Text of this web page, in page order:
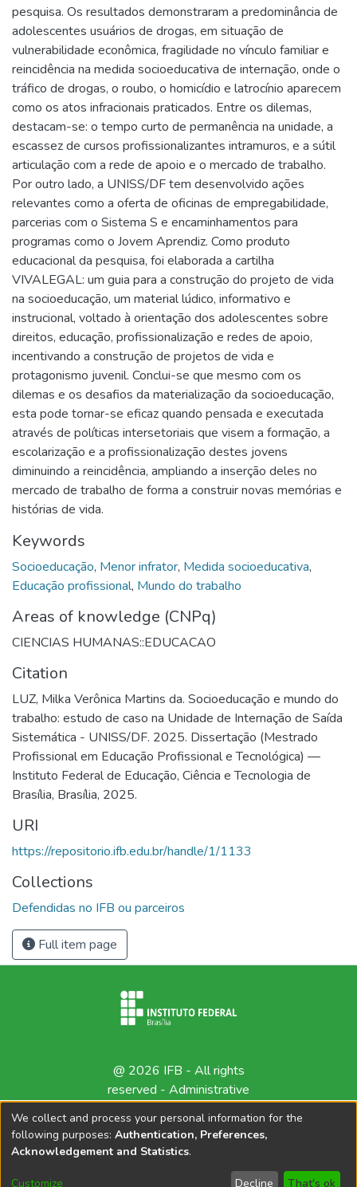
pesquisa. Os resultados demonstraram a predominância de
adolescentes usuários de drogas, em situação de
vulnerabilidade econômica, fragilidade no vínculo familiar e
reincidência na medida socioeducativa de internação, onde o
tráfico de drogas, o roubo, o homicídio e latrocínio aparecem
como os atos infracionais praticados. Entre os dilemas,
destacam-se: o tempo curto de permanência na unidade, a
escassez de cursos profissionalizantes intramuros, e a sútil
articulação com a rede de apoio e o mercado de trabalho.
Por outro lado, a UNISS/DF tem desenvolvido ações
relevantes como a oferta de oficinas de empregabilidade,
parcerias com o Sistema S e encaminhamentos para
programas como o Jovem Aprendiz. Como produto
educacional da pesquisa, foi elaborada a cartilha
VIVALEGAL: um guia para a construção do projeto de vida
na socioeducação, um material lúdico, informativo e
instrucional, voltado à orientação dos adolescentes sobre
direitos, educação, profissionalização e redes de apoio,
incentivando a construção de projetos de vida e
protagonismo juvenil. Conclui-se que mesmo com os
dilemas e os desafios da materialização da socioeducação,
esta pode tornar-se eficaz quando pensada e executada
através de políticas intersetoriais que visem a formação, a
escolarização e a profissionalização destes jovens
diminuindo a reincidência, ampliando a inserção deles no
mercado de trabalho de forma a construir novas memórias e
histórias de vida.
Keywords
Socioeducação, Menor infrator, Medida socioeducativa,
Educação profissional, Mundo do trabalho
Areas of knowledge (CNPq)
CIENCIAS HUMANAS::EDUCACAO
Citation
LUZ, Milka Verônica Martins da. Socioeducação e mundo do
trabalho: estudo de caso na Unidade de Internação de Saída
Sistemática - UNISS/DF. 2025. Dissertação (Mestrado
Profissional em Educação Profissional e Tecnológica) —
Instituto Federal de Educação, Ciência e Tecnologia de
Brasília, Brasília, 2025.
URI
https://repositorio.ifb.edu.br/handle/1/1133
Collections
Defendidas no IFB ou parceiros
Full item page
@ 2026 IFB - All rights
reserved - Administrative
We collect and process your personal information for the
following purposes: Authentication, Preferences,
Acknowledgement and Statistics.
Customize Decline That's ok